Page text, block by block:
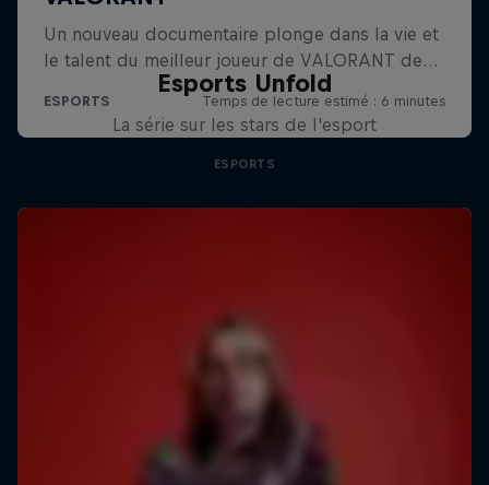
Esports Unfold
La série sur les stars de l'esport
ESPORTS